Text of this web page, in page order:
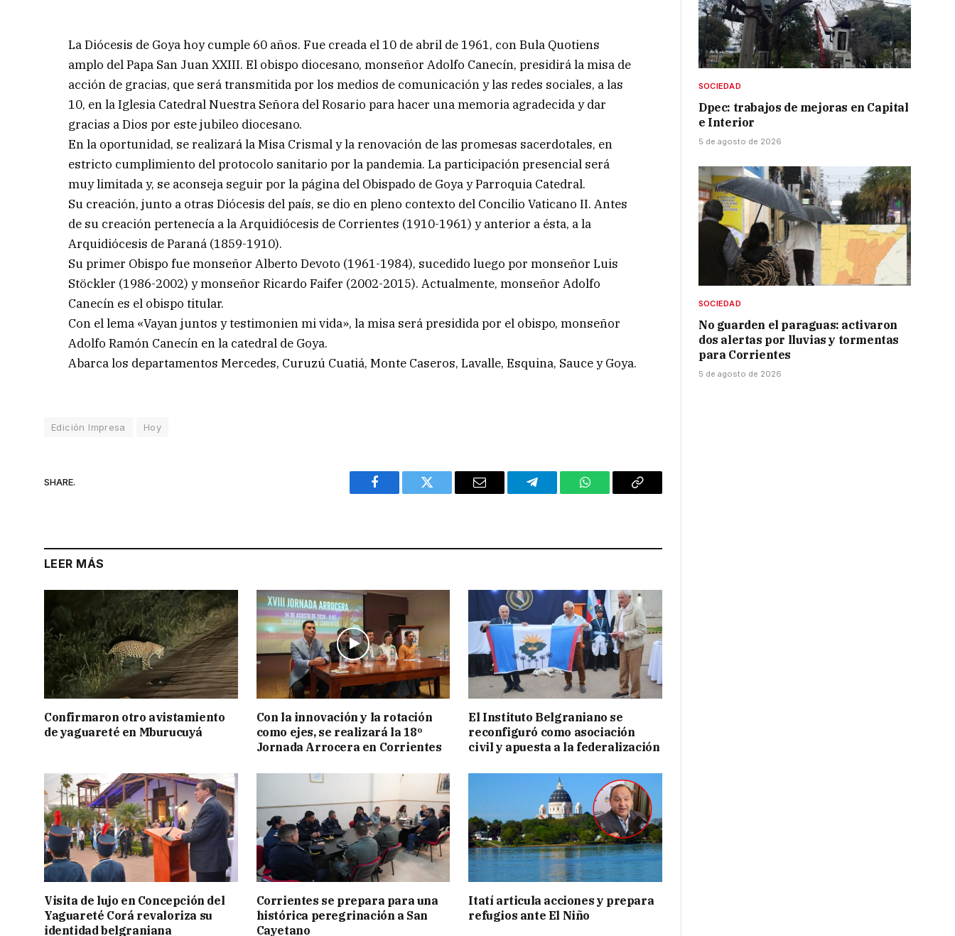
La Diócesis de Goya hoy cumple 60 años. Fue creada el 10 de abril de 1961, con Bula Quotiens
amplo del Papa San Juan XXIII. El obispo diocesano, monseñor Adolfo Canecín, presidirá la misa de
acción de gracias, que será transmitida por los medios de comunicación y las redes sociales, a las
10, en la Iglesia Catedral Nuestra Señora del Rosario para hacer una memoria agradecida y dar
gracias a Dios por este jubileo diocesano.
En la oportunidad, se realizará la Misa Crismal y la renovación de las promesas sacerdotales, en
estricto cumplimiento del protocolo sanitario por la pandemia. La participación presencial será
muy limitada y, se aconseja seguir por la página del Obispado de Goya y Parroquia Catedral.
Su creación, junto a otras Diócesis del país, se dio en pleno contexto del Concilio Vaticano II. Antes
de su creación pertenecía a la Arquidiócesis de Corrientes (1910-1961) y anterior a ésta, a la
Arquidiócesis de Paraná (1859-1910).
Su primer Obispo fue monseñor Alberto Devoto (1961-1984), sucedido luego por monseñor Luis
Stöckler (1986-2002) y monseñor Ricardo Faifer (2002-2015). Actualmente, monseñor Adolfo
Canecín es el obispo titular.
Con el lema «Vayan juntos y testimonien mi vida», la misa será presidida por el obispo, monseñor
Adolfo Ramón Canecín en la catedral de Goya.
Abarca los departamentos Mercedes, Curuzú Cuatiá, Monte Caseros, Lavalle, Esquina, Sauce y Goya.
Edición Impresa Hoy
SHARE.
Facebook Twitter Email Telegram WhatsAppCopy
LEER MÁS
Confirmaron otro avistamiento
de yaguareté en Mburucuyá
Con la innovación y la rotación
como ejes, se realizará la 18º
Jornada Arrocera en Corrientes
El Instituto Belgraniano se
reconfiguró como asociación
civil y apuesta a la federalización
Visita de lujo en Concepción del
Yaguareté Corá revaloriza su
identidad belgraniana
Corrientes se prepara para una
histórica peregrinación a San
Cayetano
Itatí articula acciones y prepara
refugios ante El Niño
SOCIEDAD
Dpec: trabajos de mejoras en Capital
e Interior
5 de agosto de 2026
SOCIEDAD
No guarden el paraguas: activaron
dos alertas por lluvias y tormentas
para Corrientes
5 de agosto de 2026